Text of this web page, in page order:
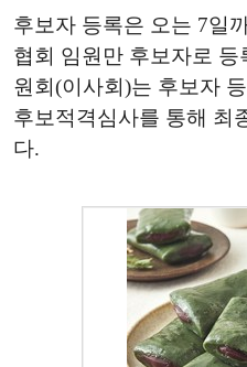
후보자 등록은 오는 7일
협회 임원만 후보자로 등
원회(이사회)는 후보자
후보적격심사를 통해 최
다.